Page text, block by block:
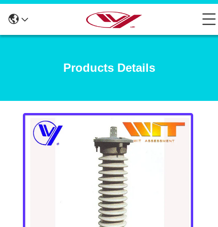
Products Details